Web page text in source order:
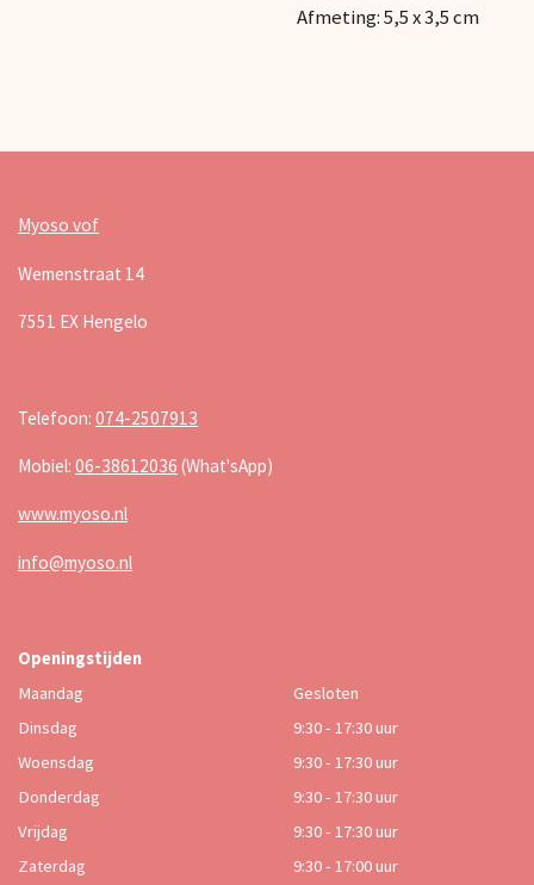
Afmeting: 5,5 x 3,5 cm
Myoso vof
Wemenstraat 14
7551 EX Hengelo
Telefoon: 074-2507913
Mobiel: 06-38612036 (What'sApp)
www.myoso.nl
info@myoso.nl
Openingstijden
Maandag
Gesloten
Dinsdag
9:30 - 17:30 uur
Woensdag
9:30 - 17:30 uur
Donderdag
9:30 - 17:30 uur
Vrijdag
9:30 - 17:30 uur
Zaterdag
9:30 - 17:00 uur